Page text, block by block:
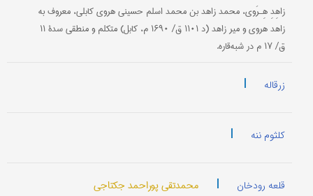
زاهِدِ هِـرَوی، محمد زاهد بن محمد اسلم حسینی هروی کابلی، معروف به
زاهد هروی و میر زاهد (د ۱۱۰۱ ق/ ۱۶۹۰ م، کابل) متکلم و منطقی سدۀ ۱۱
ق/ ۱۷ م در شبه‌قاره.
زرقاله |
کلثوم ننه |
قلعه رودخان | محمدتقی پوراحمد جکتاجی